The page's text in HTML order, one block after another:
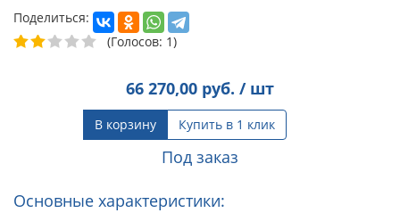
Поделиться:
(Голосов: 1)
66 270,00 руб. / шт
В корзину Купить в 1 клик
Под заказ
Основные характеристики: